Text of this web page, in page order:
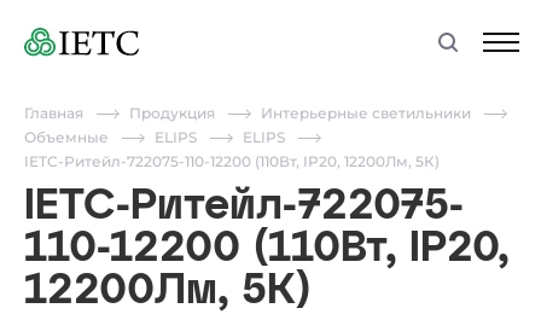
Главная Продукция
Интерьерные светильники
Объемные
ELIPS
ELIPS
IETC-Ритейл-722075-110-12200 (110Вт, IP20, 12200Лм, 5К)
IETC-Ритейл-722075-
110-12200 (110Вт, IP20,
12200Лм, 5К)